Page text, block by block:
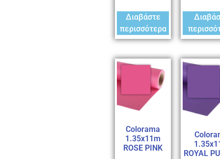
Διαβάστε
περισσότερα
Colorama
1.35x11m
ROSE PINK
ROYAL